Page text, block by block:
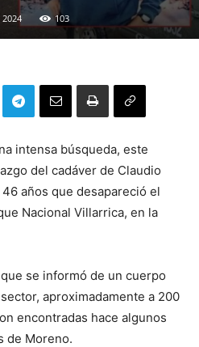
103
intensa búsqueda, este
del cadáver de Claudio
años que desapareció el
Nacional Villarrica, en la
se informó de un cuerpo
aproximadamente a 200
encontradas hace algunos
de Moreno.